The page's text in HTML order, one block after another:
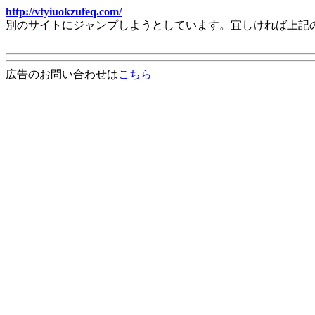
http://vtyiuokzufeq.com/
別のサイトにジャンプしようとしています。宜しければ上
広告のお問い合わせはこちら